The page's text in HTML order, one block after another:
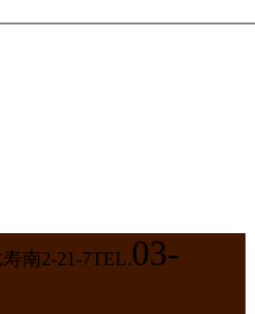
南2-21-7TEL.03-